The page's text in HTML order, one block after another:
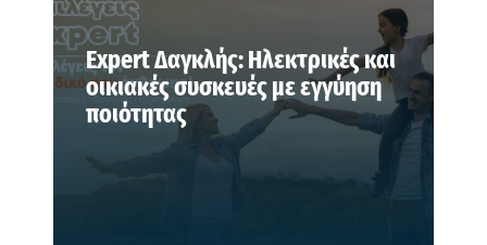
Expert Δαγκλής: Ηλεκτρικές και
οικιακές συσκευές με εγγύηση
ποιότητας